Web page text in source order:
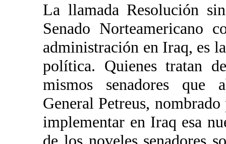
La llamada Resolución
Senado Norteamericano
administración en Iraq, es
política. Quienes tratan
mismos senadores que
General Petreus,
implementar en Iraq esa